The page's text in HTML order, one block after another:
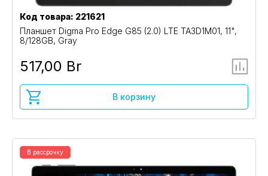
Код товара: 221621
Планшет Digma Pro Edge G85 (2.0) LTE TA3D1M01, 11",
8/128GB, Gray
517,00 Br
В корзину
В рассрочку